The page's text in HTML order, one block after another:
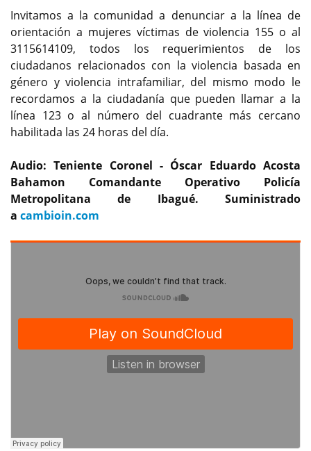
Invitamos a la comunidad a denunciar a la línea de
orientación a mujeres víctimas de violencia 155 o al
3115614109, todos los requerimientos de los
ciudadanos relacionados con la violencia basada en
género y violencia intrafamiliar, del mismo modo le
recordamos a la ciudadanía que pueden llamar a la
línea 123 o al número del cuadrante más cercano
habilitada las 24 horas del día.
Audio: Teniente Coronel - Óscar Eduardo Acosta
Bahamon Comandante Operativo Policía
Metropolitana de Ibagué. Suministrado
a cambioin.com